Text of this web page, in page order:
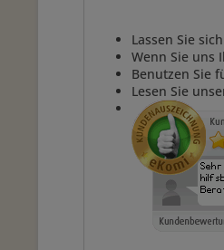
Lassen Sie
Wenn Sie uns
Benutzen Sie
Lesen Sie